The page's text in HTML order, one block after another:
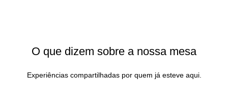
O que dizem sobre a nossa mesa
Experiências compartilhadas por quem já esteve aqui.